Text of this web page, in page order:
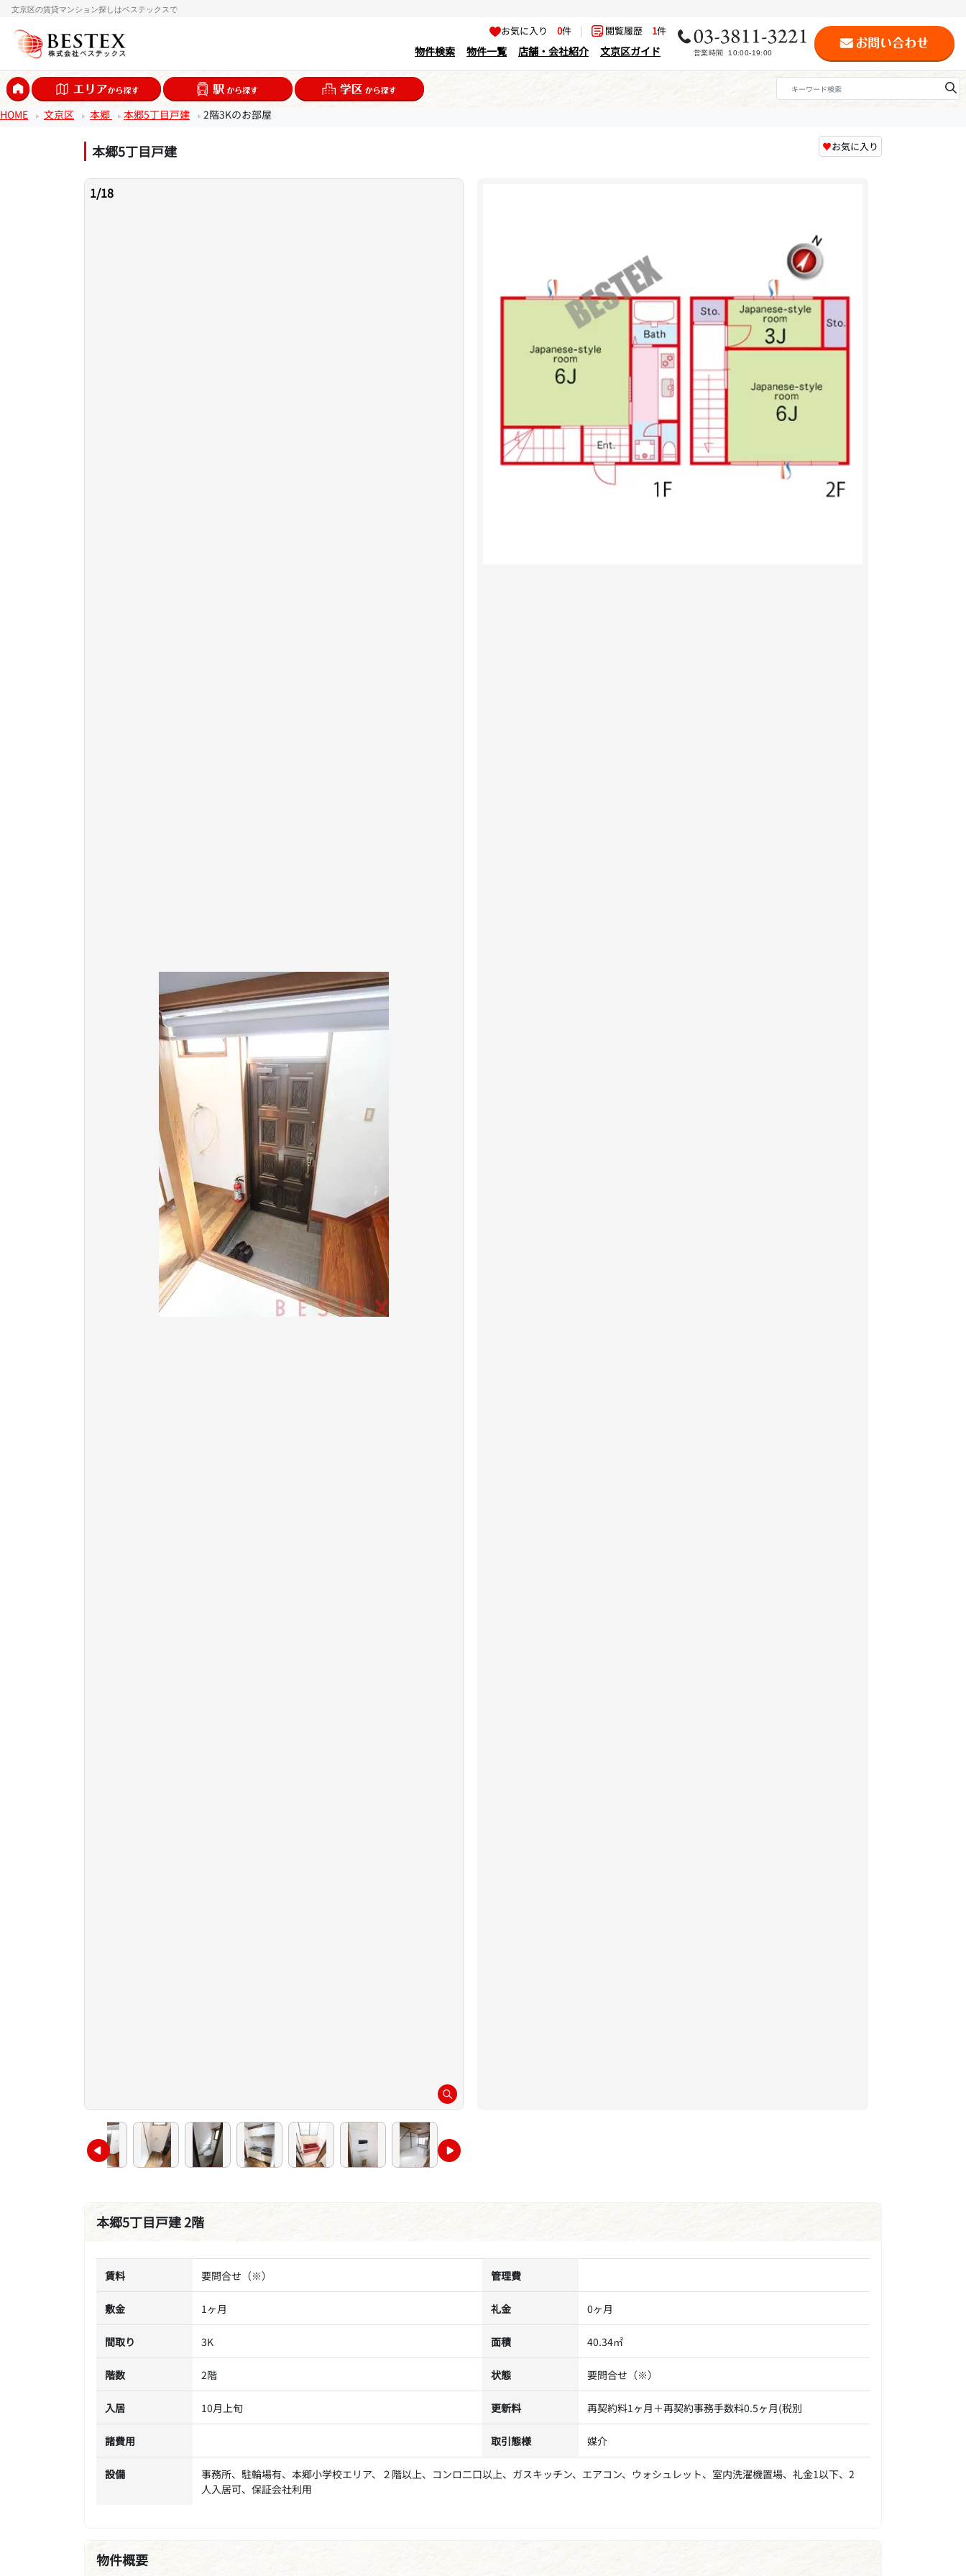
文京区の賃貸マンション探しはベステックスで
お気に入り0件 | 閲覧履歴 1件
物件検索 物件一覧 店舗・会社紹介 文京区ガイド
HOME 文京区 本郷 本郷5丁目戸建 2階3Kのお部屋
本郷5丁目戸建 ♥お気に入り
1/18
本郷5丁目戸建 2階
賃料 要問合せ（※） 管理費
敷金 1ヶ月 礼金 0ヶ月
間取り 3K 面積 40.34㎡
階数 2階 状態 要問合せ（※）
入居 10月上旬 更新料 再契約料1ヶ月＋再契約事務手数料0.5ヶ月(税別
諸費用 取引態様 媒介
設備
事務所、駐輪場有、本郷小学校エリア、２階以上、コンロ二口以上、ガスキッチン、エアコン、ウォシュレット、室内洗濯機置場、礼金1以下、2
人入居可、保証会社利用
物件概要